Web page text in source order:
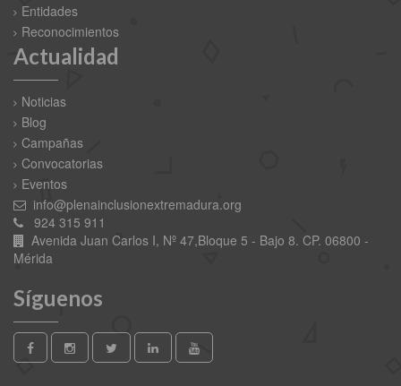
Entidades
Reconocimientos
Actualidad
Noticias
Blog
Campañas
Convocatorias
Eventos
info@plenainclusionextremadura.org
924 315 911
Avenida Juan Carlos I, Nº 47,Bloque 5 - Bajo 8. CP. 06800 -
Mérida
Síguenos